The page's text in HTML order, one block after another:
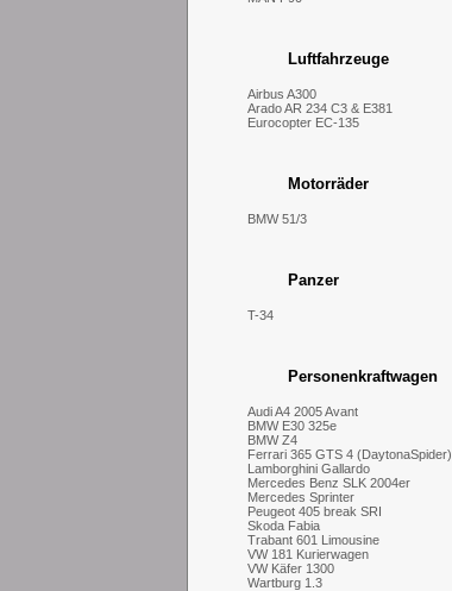
Luftfahrzeuge
Airbus A300
Arado AR 234 C3 & E381
Eurocopter EC-135
Motorräder
BMW 51/3
Panzer
T-34
Personenkraftwagen
Audi A4 2005 Avant
BMW E30 325e
BMW Z4
Ferrari 365 GTS 4 (DaytonaSpider)
Lamborghini Gallardo
Mercedes Benz SLK 2004er
Mercedes Sprinter
Peugeot 405 break SRI
Skoda Fabia
Trabant 601 Limousine
VW 181 Kurierwagen
VW Käfer 1300
Wartburg 1.3